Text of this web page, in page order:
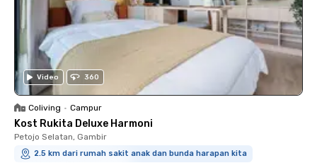
Video 360
Coliving • Campur
Kost Rukita Deluxe Harmoni
Petojo Selatan, Gambir
2.5 km dari rumah sakit anak dan bunda harapan kita